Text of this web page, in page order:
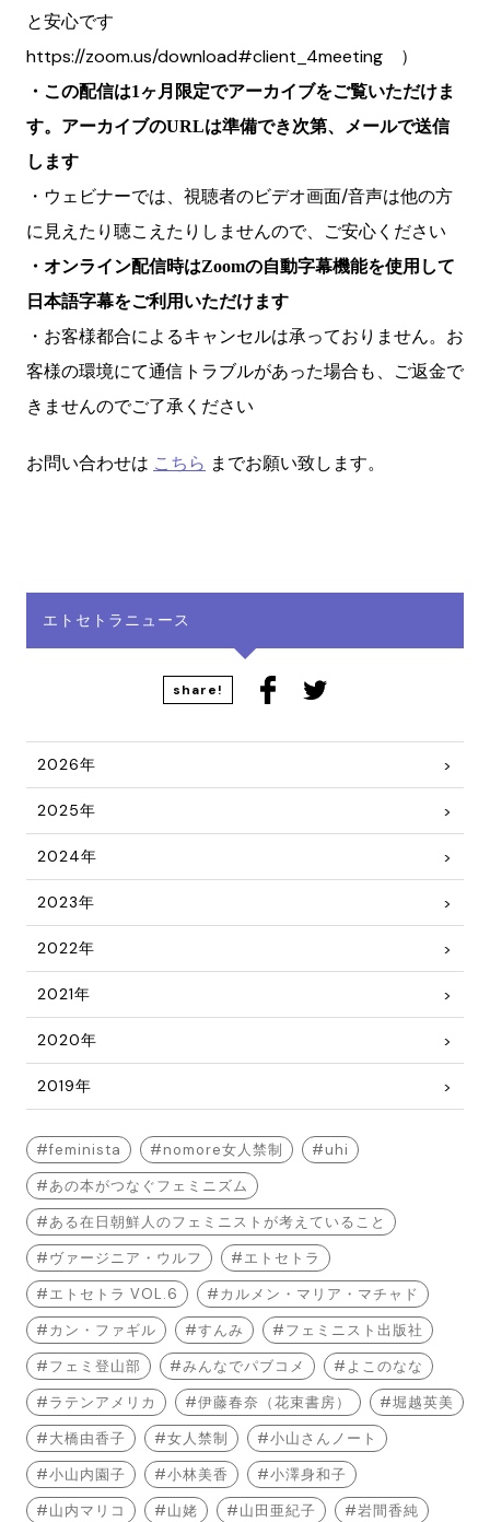
と安心です
https://zoom.us/download#client_4meeting ）
・この配信は1ヶ月限定でアーカイブをご覧いただけま
す。アーカイブのURLは準備でき次第、メールで送信
します
・ウェビナーでは、視聴者のビデオ画面/音声は他の方
に見えたり聴こえたりしませんので、ご安心ください
・オンライン配信時はZoomの自動字幕機能を使用して
日本語字幕をご利用いただけます
・お客様都合によるキャンセルは承っておりません。お
客様の環境にて通信トラブルがあった場合も、ご返金で
きませんのでご了承ください
お問い合わせは こちら までお願い致します。
エトセトラニュース
share!
2026年
2025年
2024年
2023年
2022年
2021年
2020年
2019年
feminista nomore女人禁制
uhi
あの本がつなぐフェミニズム
ある在日朝鮮人のフェミニストが考えていること
ヴァージニア・ウルフ
エトセトラ
エトセトラ VOL.6
カルメン・マリア・マチャド
カン・ファギル
すんみ
フェミニスト出版社
フェミ登山部
みんなでパブコメ
よこのなな
ラテンアメリカ
伊藤春奈（花束書房）
堀越英美
大橋由香子
女人禁制
小山さんノート
小山内園子
小林美香
小澤身和子
山内マリコ
山姥 山田亜紀子 岩間香純